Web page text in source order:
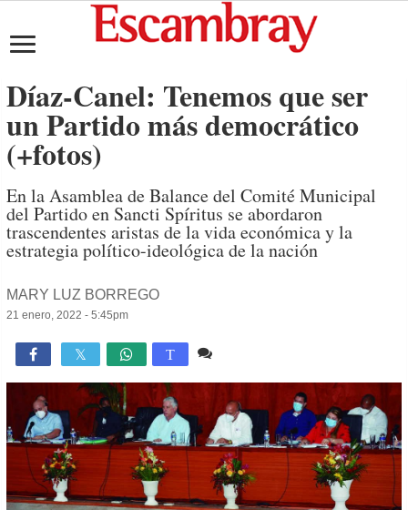
Díaz-Canel: Tenemos que ser
un Partido más democrático
(+fotos)
En la Asamblea de Balance del Comité Municipal
del Partido en Sancti Spíritus se abordaron
trascendentes aristas de la vida económica y la
estrategia político-ideológica de la nación
MARY LUZ BORREGO
21 enero, 2022 - 5:45pm
 T